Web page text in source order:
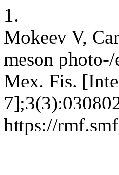
1.
Mokeev V,
meson
Mex. Fis.
https://